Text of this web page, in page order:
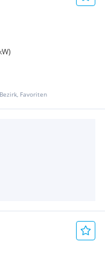
Favoriten